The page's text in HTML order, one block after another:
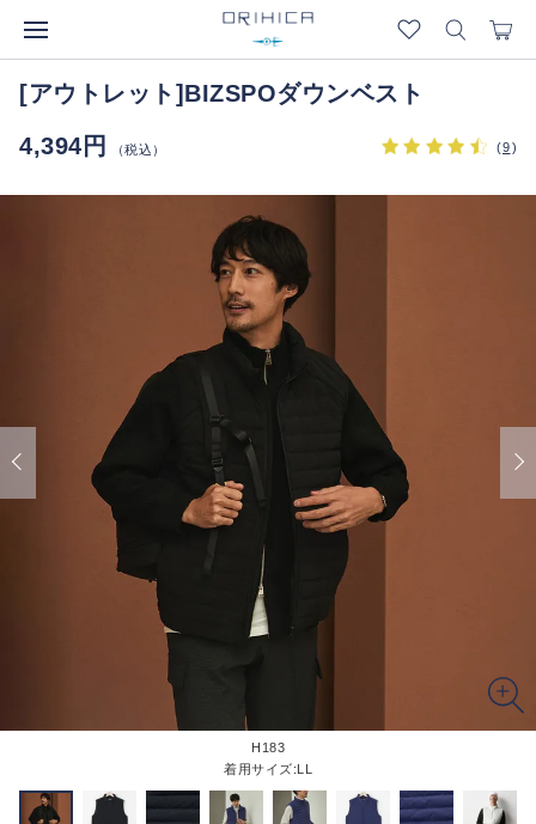
[アウトレット]BIZSPOダウンベスト
4,394円
（税込） (9)
H183
着用サイズ:LL